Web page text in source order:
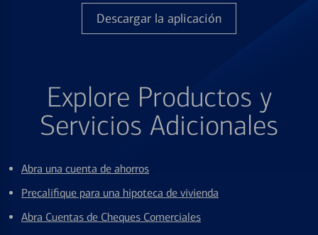
Descargar la aplicación
Explore Productos y
Servicios Adicionales
Abra una cuenta de ahorros
Precalifique para una hipoteca de vivienda
Abra Cuentas de Cheques Comerciales